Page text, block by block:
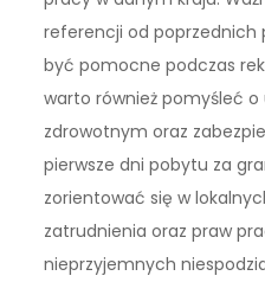
referencji od
być pomocne podczas
warto również pomyśleć o
zdrowotnym oraz
pierwsze dni pobytu za
zorientować się w
zatrudnienia oraz praw
nieprzyjemnych